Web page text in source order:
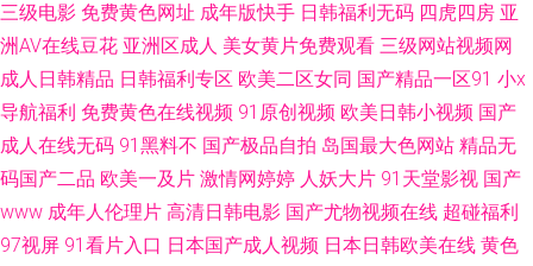
三级电影 免费黄色网址 成年版快手 日韩福利无码 四虎四房 亚
洲AV在线豆花 亚洲区成人 美女黄片免费观看 三级网站视频网
成人日韩精品 日韩福利专区 欧美二区女同 国产精品一区91 小x
导航福利 免费黄色在线视频 91原创视频 欧美日韩小视频 国产
成人在线无码 91黑料不 国产极品自拍 岛国最大色网站 精品无
码国产二品 欧美一及片 激情网婷婷 人妖大片 91天堂影视 国产
www 成年人伦理片 高清日韩电影 国产尤物视频在线 超碰福利
97视屏 91看片入口 日本国产成人视频 日本日韩欧美在线 黄色